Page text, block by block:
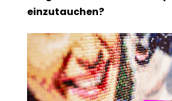
einzutauchen?